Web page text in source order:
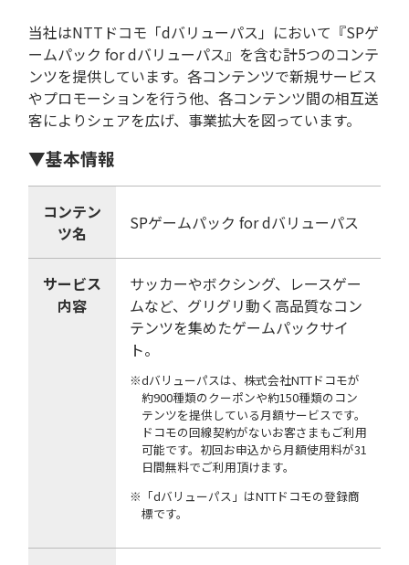
当社はNTTドコモ「dバリューパス」において『SPゲ
ームパック for dバリューパス』を含む計5つのコンテ
ンツを提供しています。各コンテンツで新規サービス
やプロモーションを行う他、各コンテンツ間の相互送
客によりシェアを広げ、事業拡大を図っています。
▼基本情報
コンテン
ツ名
SPゲームパック for dバリューパス
サービス
内容
サッカーやボクシング、レースゲー
ムなど、グリグリ動く高品質なコン
テンツを集めたゲームパックサイ
ト。
※dバリューパスは、株式会社NTTドコモが
約900種類のクーポンや約150種類のコン
テンツを提供している月額サービスです。
ドコモの回線契約がないお客さまもご利用
可能です。初回お申込から月額使用料が31
日間無料でご利用頂けます。
※「dバリューパス」はNTTドコモの登録商
標です。